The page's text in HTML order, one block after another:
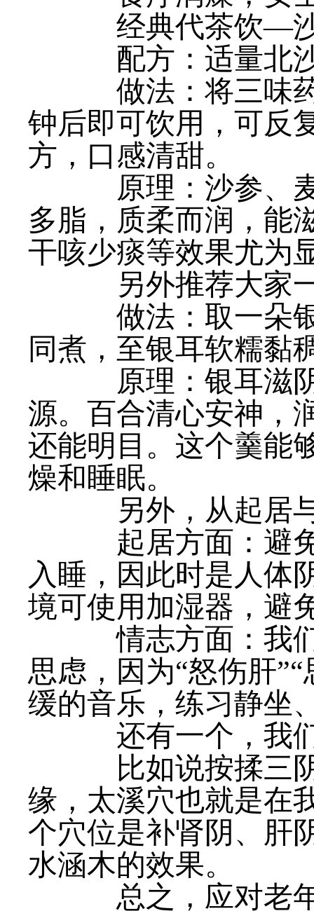
经典代茶饮—沙
配方：适量北沙
做法：将三味药
钟后即可饮用，可反
方，口感清甜。
原理：沙参、麦
多脂，质柔而润，能
干咳少痰等效果尤为
另外推荐大家一
做法：取一朵银
同煮，至银耳软糯黏
原理：银耳滋阴
源。百合清心安神，
还能明目。这个羹能
燥和睡眠。
另外，从起居与
起居方面：避免
入睡，因此时是人体
境可使用加湿器，避
情志方面：我们
思虑，因为“怒伤肝
缓的音乐，练习静坐
还有一个，我们
比如说按揉三阴
缘，太溪穴也就是在
个穴位是补肾阴、肝
水涵木的效果。
总之，应对老年